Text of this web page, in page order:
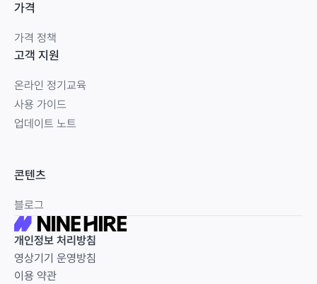
가격
가격 정책
고객 지원
온라인 정기교육
사용 가이드
업데이트 노트
콘텐츠
블로그
개인정보 처리방침
영상기기 운영방침
이용 약관